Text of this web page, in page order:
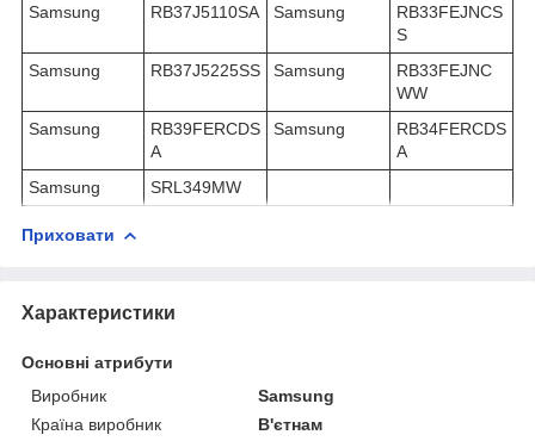
Samsung
RB37J5110SA Samsung
RB33FEJNCS
S
Samsung
RB37J5225SS Samsung
RB33FEJNC
WW
Samsung
RB39FERCDS
A
Samsung
RB34FERCDS
A
Samsung
SRL349MW
Приховати
Характеристики
Основні атрибути
Виробник
Samsung
Країна виробник
В'єтнам